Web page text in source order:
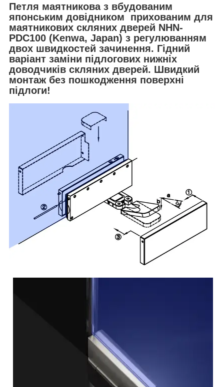
Петля маятникова з вбудованим
японським довідником прихованим для
маятникових скляних дверей NHN-
PDC100 (Kenwa, Japan) з регулюванням
двох швидкостей зачинення. Гідний
варіант заміни підлогових нижніх
доводчиків скляних дверей. Швидкий
монтаж без пошкодження поверхні
підлоги!